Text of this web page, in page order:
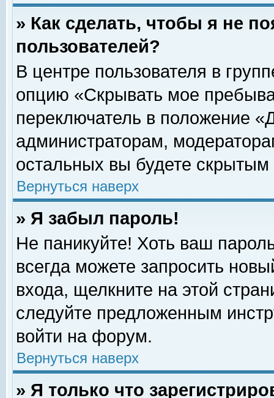
» Как сделать, чтобы я не
пользователей?
В центре пользователя в
опцию «Скрывать мое
переключатель в положение
администраторам,
остальных вы будете скрытым
Вернуться наверх
» Я забыл пароль!
Не паникуйте! Хоть ваш
всегда можете запросить
входа, щелкните на этой
следуйте предложенным
войти на форум.
Вернуться наверх
» Я только что